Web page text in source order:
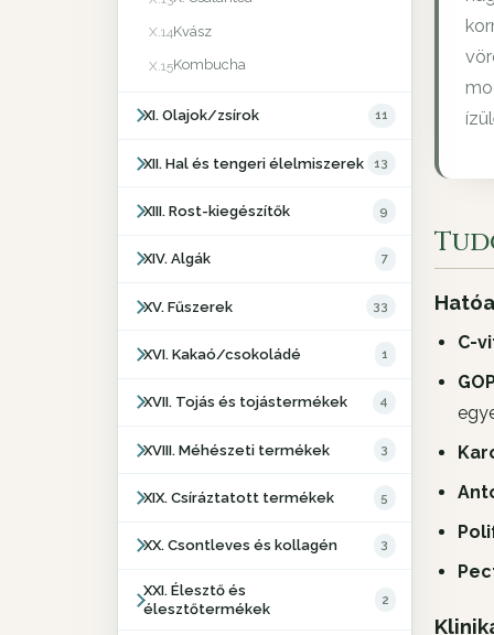
X.14Kvász
X.15Kombucha
XI. Olajok/zsírok 11
XII. Hal és tengeri élelmiszerek 13
XIII. Rost-kiegészítők 9
XIV. Algák 7
XV. Fűszerek 33
XVI. Kakaó/csokoládé 1
XVII. Tojás és tojástermékek 4
XVIII. Méhészeti termékek 3
XIX. Csíráztatott termékek 5
XX. Csontleves és kollagén 3
XXI. Élesztő és
élesztőtermékek
2
C-